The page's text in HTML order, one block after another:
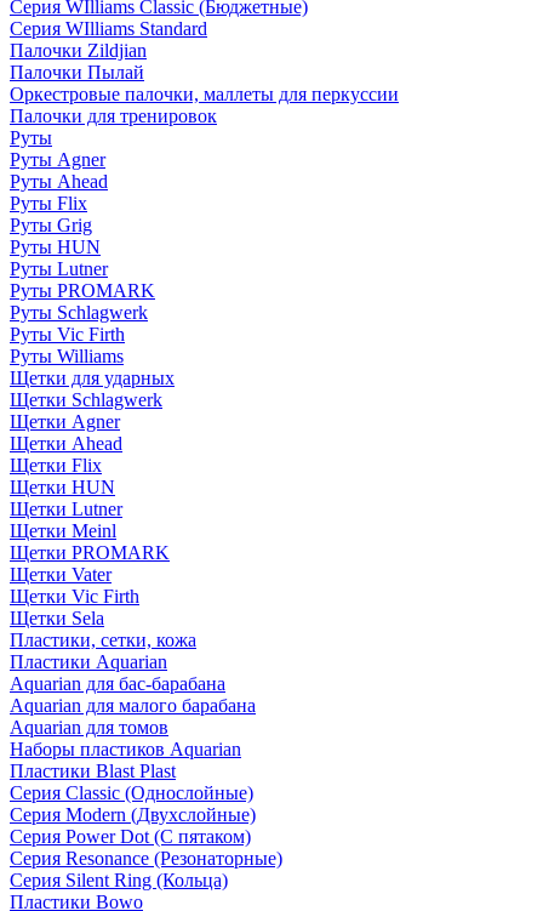
Серия WIlliams Classic (Бюджетные)
Серия WIlliams Standard
Палочки Zildjian
Палочки Пылай
Оркестровые палочки, маллеты для перкуссии
Палочки для тренировок
Руты
Руты Agner
Руты Ahead
Руты Flix
Руты Grig
Руты HUN
Руты Lutner
Руты PROMARK
Руты Schlagwerk
Руты Vic Firth
Руты Williams
Щетки для ударных
Щетки Schlagwerk
Щетки Agner
Щетки Ahead
Щетки Flix
Щетки HUN
Щетки Lutner
Щетки Meinl
Щетки PROMARK
Щетки Vater
Щетки Vic Firth
Щетки Sela
Пластики, сетки, кожа
Пластики Aquarian
Aquarian для бас-барабана
Aquarian для малого барабана
Aquarian для томов
Наборы пластиков Aquarian
Пластики Blast Plast
Серия Classic (Однослойные)
Серия Modern (Двухслойные)
Серия Power Dot (С пятаком)
Серия Resonance (Резонаторные)
Серия Silent Ring (Кольца)
Пластики Bowo